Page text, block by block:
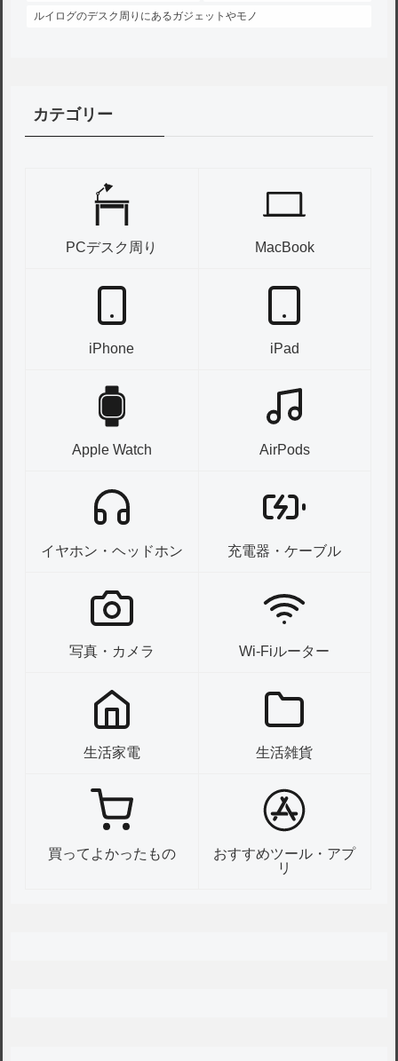
ルイログのデスク周りにあるガジェットやモノ
カテゴリー
PCデスク周り MacBook
iPhone iPad
Apple Watch AirPods
イヤホン・ヘッドホン 充電器・ケーブル
写真・カメラ Wi-Fiルーター
生活家電 生活雑貨
買ってよかったもの
おすすめツール・アプ
リ